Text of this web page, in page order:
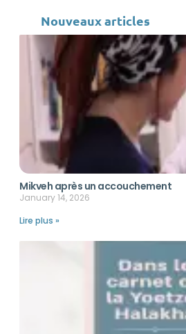
Nouveaux articles
Mikveh après un accouchement
January 14, 2026
Lire plus »